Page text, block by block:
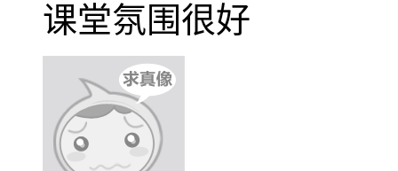
课堂氛围很好